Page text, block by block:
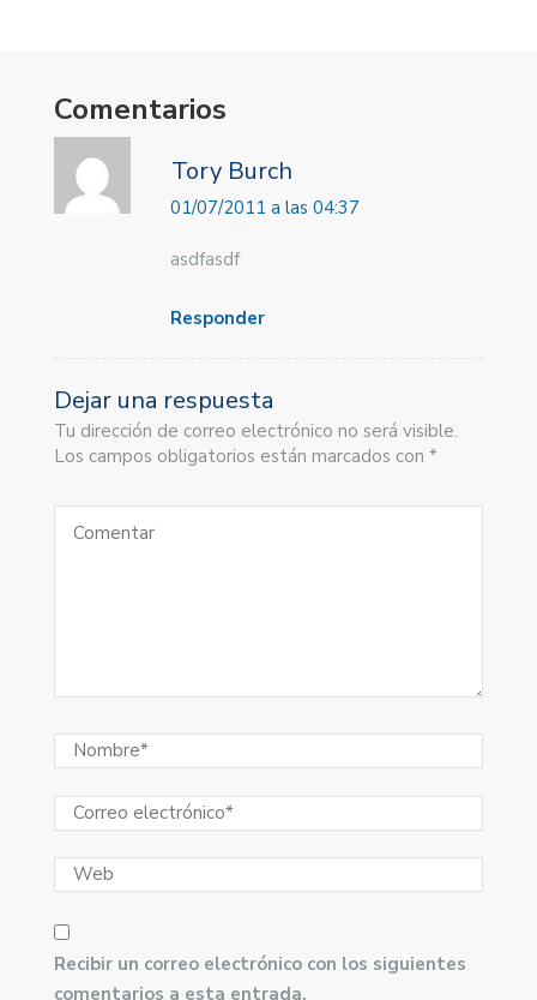
Comentarios
Tory Burch
01/07/2011 a las 04:37
asdfasdf
Responder
Dejar una respuesta
Tu dirección de correo electrónico no será visible.
Los campos obligatorios están marcados con *
Recibir un correo electrónico con los siguientes
comentarios a esta entrada.